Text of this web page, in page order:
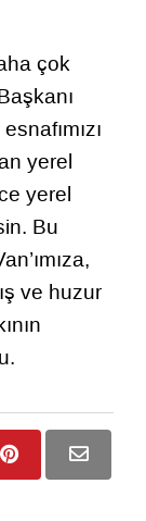
çok
yerel
yerel
Bu
ve huzur